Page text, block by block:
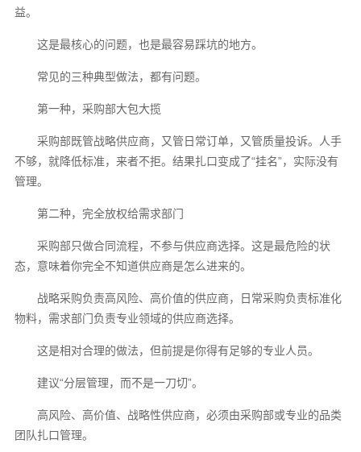
益。
这是最核心的问题，也是最容易踩坑的地方。
常见的三种典型做法，都有问题。
第一种，采购部大包大揽
采购部既管战略供应商，又管日常订单，又管质量投诉。人手
不够，就降低标准，来者不拒。结果扎口变成了“挂名”，实际没有
管理。
第二种，完全放权给需求部门
采购部只做合同流程，不参与供应商选择。这是最危险的状
态，意味着你完全不知道供应商是怎么进来的。
战略采购负责高风险、高价值的供应商，日常采购负责标准化
物料，需求部门负责专业领域的供应商选择。
这是相对合理的做法，但前提是你得有足够的专业人员。
建议“分层管理，而不是一刀切”。
高风险、高价值、战略性供应商，必须由采购部或专业的品类
团队扎口管理。